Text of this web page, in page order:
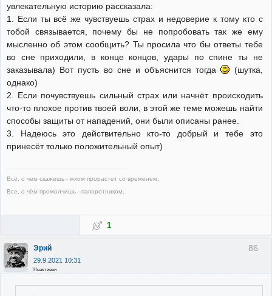
увлекательную историю рассказала:
1. Если ты всё же чувствуешь страх и недоверие к тому кто с
тобой связывается, почему бы не попробовать так же ему
мысленно об этом сообщить? Ты просила что бы ответы тебе
во сне приходили, в конце концов, удары по спине ты не
заказывала) Вот пусть во сне и объяснится тогда
(шутка,
однако)
2. Если почувствуешь сильный страх или начнёт происходить
что-то плохое против твоей воли, в этой же теме можешь найти
способы защиты от нападений, они были описаны ранее.
3. Надеюсь это действительно кто-то добрый и тебе это
принесёт только положительный опыт)
Всё, о чем скажешь - мхом прорастет со временем,
Все, о чём промолчишь - папоротником.
1
86
Эрий
29.9.2021 10:31
Неактивен